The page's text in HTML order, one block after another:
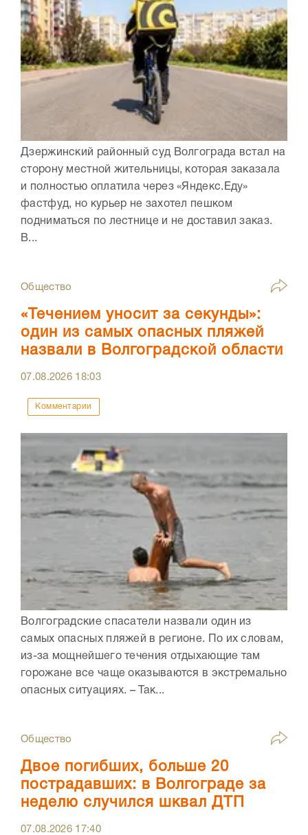
Дзержинский районный суд Волгограда встал на
сторону местной жительницы, которая заказала
и полностью оплатила через «Яндекс.Еду»
фастфуд, но курьер не захотел пешком
подниматься по лестнице и не доставил заказ.
В...
Общество
«Течением уносит за секунды»:
один из самых опасных пляжей
назвали в Волгоградской области
07.08.2026 18:03
Комментарии
Волгоградские спасатели назвали один из
самых опасных пляжей в регионе. По их словам,
из-за мощнейшего течения отдыхающие там
горожане все чаще оказываются в экстремально
опасных ситуациях. – Так...
Общество
Двое погибших, больше 20
пострадавших: в Волгограде за
неделю случился шквал ДТП
07.08.2026 17:40